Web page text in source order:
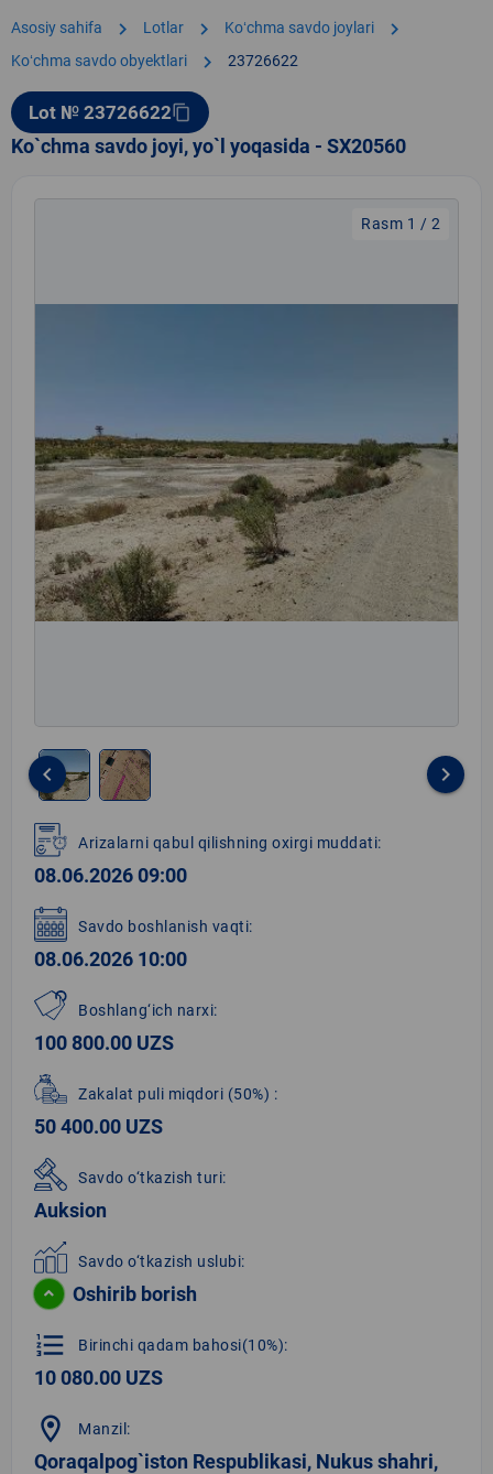
Asosiy sahifa chevron_right Lotlar chevron_right Koʻchma savdo joylari chevron_right
Koʻchma savdo obyektlari chevron_right 23726622
Lot № 23726622content_copy
Ko`chma savdo joyi, yo`l yoqasida - SX20560
Rasm 1 / 2
1
of
2
keyboard_arrow_left keyboard_arrow_right
Arizalarni qabul qilishning oxirgi muddati:
08.06.2026 09:00
Savdo boshlanish vaqti:
08.06.2026 10:00
Boshlang‘ich narxi:
100 800.00 UZS
Zakalat puli miqdori (50%) :
50 400.00 UZS
Savdo o‘tkazish turi:
Auksion
Savdo o‘tkazish uslubi:
Oshirib borish
format_list_numbered Birinchi qadam bahosi(10%):
10 080.00 UZS
location_on Manzil:
Qoraqalpog`iston Respublikasi, Nukus shahri,